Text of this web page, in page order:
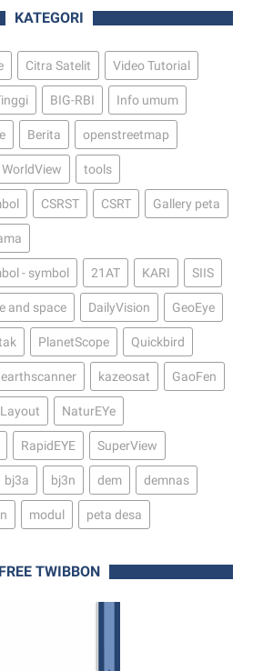
KATEGORI
Citra Satelit Video Tutorial
BIG-RBI Info umum
Berita openstreetmap
WorldView tools
CSRST CSRT Gallery peta
- symbol 21AT KARI SIIS
and space DailyVision GeoEye
PlanetScope Quickbird
earthscanner kazeosat GaoFen
Layout NaturEYe
RapidEYE SuperView
bj3a bj3n dem demnas
modul peta desa
FREE TWIBBON